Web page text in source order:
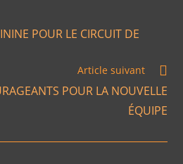
POUR LE CIRCUIT DE
Article suivant
POUR LA NOUVELLE
ÉQUIPE